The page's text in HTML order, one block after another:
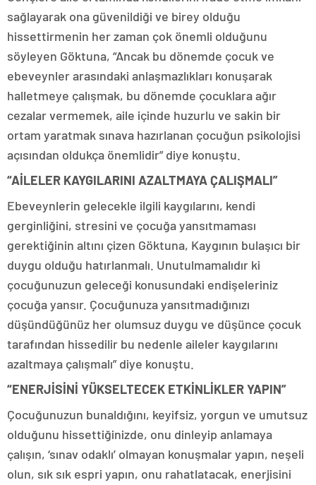
sağlayarak ona güvenildiği ve birey olduğu
hissettirmenin her zaman çok önemli olduğunu
söyleyen Göktuna, “Ancak bu dönemde çocuk ve
ebeveynler arasındaki anlaşmazlıkları konuşarak
halletmeye çalışmak, bu dönemde çocuklara ağır
cezalar vermemek, aile içinde huzurlu ve sakin bir
ortam yaratmak sınava hazırlanan çocuğun psikolojisi
açısından oldukça önemlidir” diye konuştu.
“AİLELER KAYGILARINI AZALTMAYA ÇALIŞMALI”
Ebeveynlerin gelecekle ilgili kaygılarını, kendi
gerginliğini, stresini ve çocuğa yansıtmaması
gerektiğinin altını çizen Göktuna, Kaygının bulaşıcı bir
duygu olduğu hatırlanmalı. Unutulmamalıdır ki
çocuğunuzun geleceği konusundaki endişeleriniz
çocuğa yansır. Çocuğunuza yansıtmadığınızı
düşündüğünüz her olumsuz duygu ve düşünce çocuk
tarafından hissedilir bu nedenle aileler kaygılarını
azaltmaya çalışmalı” diye konuştu.
“ENERJİSİNİ YÜKSELTECEK ETKİNLİKLER YAPIN”
Çocuğunuzun bunaldığını, keyifsiz, yorgun ve umutsuz
olduğunu hissettiğinizde, onu dinleyip anlamaya
çalışın, ‘sınav odaklı’ olmayan konuşmalar yapın, neşeli
olun, sık sık espri yapın, onu rahatlatacak, enerjisini